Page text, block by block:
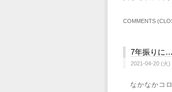
COMMENTS
7年振りに…
2021-04-20 (火)
なかなかコロ